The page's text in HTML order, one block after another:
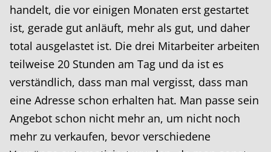
handelt, die vor einigen Monaten erst gestartet
ist, gerade gut anläuft, mehr als gut, und daher
total ausgelastet ist. Die drei Mitarbeiter arbeiten
teilweise 20 Stunden am Tag und da ist es
verständlich, dass man mal vergisst, dass man
eine Adresse schon erhalten hat. Man passe sein
Angebot schon nicht mehr an, um nicht noch
mehr zu verkaufen, bevor verschiedene